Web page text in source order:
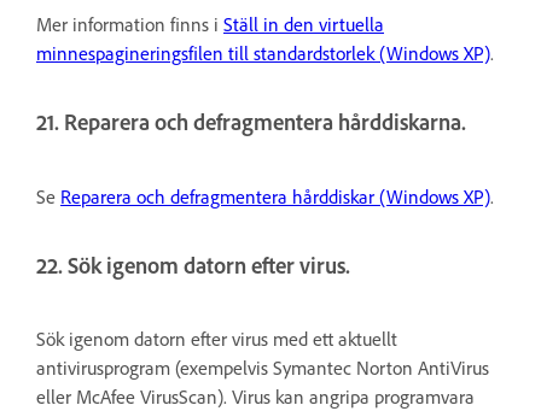
Mer information finns i Ställ in den virtuella
minnespagineringsfilen till standardstorlek (Windows XP).
21. Reparera och defragmentera hårddiskarna.
Se Reparera och defragmentera hårddiskar (Windows XP).
22. Sök igenom datorn efter virus.
Sök igenom datorn efter virus med ett aktuellt
antivirusprogram (exempelvis Symantec Norton AntiVirus
eller McAfee VirusScan). Virus kan angripa programvara